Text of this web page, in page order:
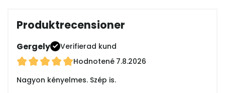
Produktrecensioner
Gergely
Verifierad kund
Hodnotené 7.8.2026
Nagyon kényelmes. Szép is.